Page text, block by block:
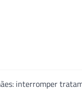
interromper